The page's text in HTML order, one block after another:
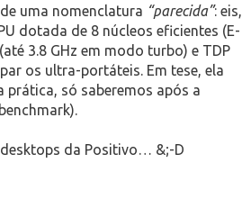
uma nomenclatura “parecida”: eis,
dotada de 8 núcleos eficientes (E-
3.8 GHz em modo turbo) e TDP
os ultra-portáteis. Em tese, ela
prática, só saberemos após a
desktops da Positivo… &;-D